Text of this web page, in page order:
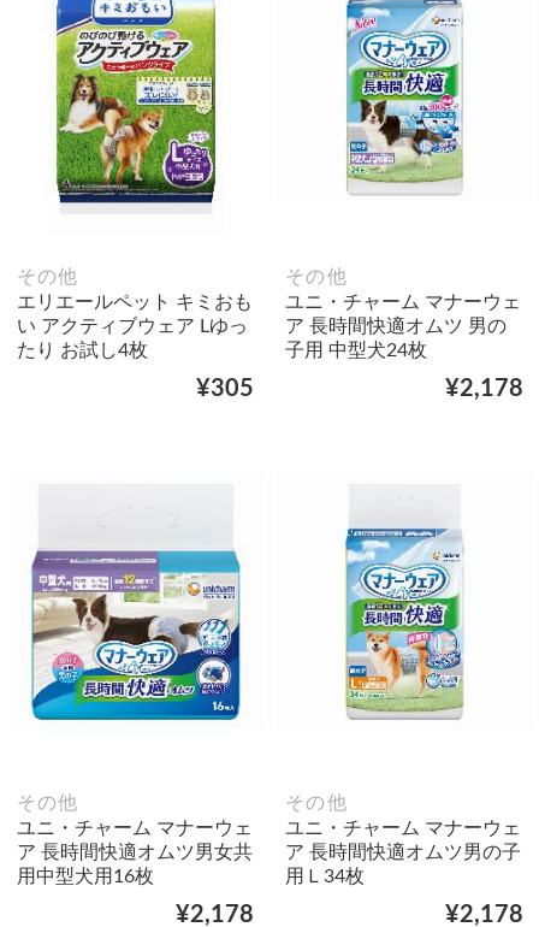
その他
エリエールペット キミおも
い アクティブウェア Lゆっ
たり お試し4枚
¥305
その他
ユニ・チャーム マナーウェ
ア 長時間快適オムツ 男の
子用 中型犬24枚
¥2,178
その他
ユニ・チャーム マナーウェ
ア 長時間快適オムツ男女共
用中型犬用16枚
¥2,178
その他
ユニ・チャーム マナーウェ
ア 長時間快適オムツ男の子
用Ｌ34枚
¥2,178